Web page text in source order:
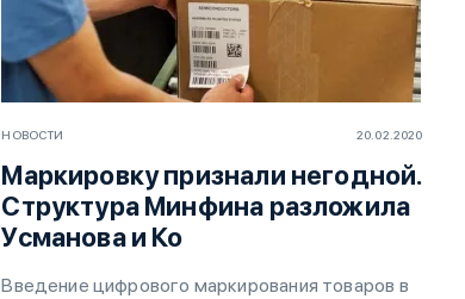
НОВОСТИ 20.02.2020
Маркировку признали негодной.
Структура Минфина разложила
Усманова и Ко
Введение цифрового маркирования товаров в